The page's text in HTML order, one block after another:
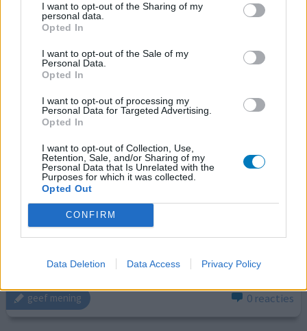
I want to opt-out of the Sharing of my
personal data.
Opted In
I want to opt-out of the Sale of my
Personal Data.
Opted In
I want to opt-out of processing my
Personal Data for Targeted Advertising.
Opted In
I want to opt-out of Collection, Use,
Retention, Sale, and/or Sharing of my
Personal Data that Is Unrelated with the
Purposes for which it was collected.
Opted Out
CONFIRM
Data Deletion Data Access Privacy Policy
van de één op de andere dag werkte het niet meer, gek
genoeg
geef mening 0 reacties
Omeprazol
omeprazol (40mg)
Maagbeschermer
Effectiviteit
Hoeveelheid bijwerkingen
ik kreeg maag - darmproblemen. werd duizelig, nare
erger. Nu gestopt en het wordt beter
geef mening 0 reacties